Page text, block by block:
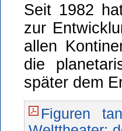
Seit 1982
zur
allen
die
später dem
Figuren